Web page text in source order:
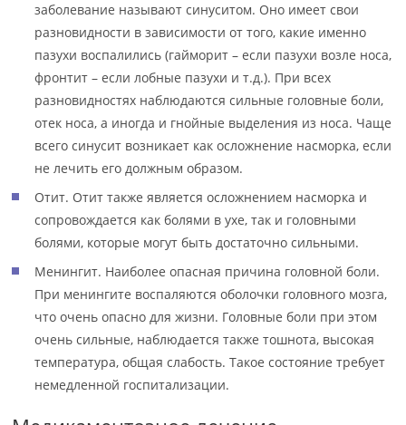
заболевание называют синуситом. Оно имеет свои
разновидности в зависимости от того, какие именно
пазухи воспалились (гайморит – если пазухи возле носа,
фронтит – если лобные пазухи и т.д.). При всех
разновидностях наблюдаются сильные головные боли,
отек носа, а иногда и гнойные выделения из носа. Чаще
всего синусит возникает как осложнение насморка, если
не лечить его должным образом.
Отит. Отит также является осложнением насморка и
сопровождается как болями в ухе, так и головными
болями, которые могут быть достаточно сильными.
Менингит. Наиболее опасная причина головной боли.
При менингите воспаляются оболочки головного мозга,
что очень опасно для жизни. Головные боли при этом
очень сильные, наблюдается также тошнота, высокая
температура, общая слабость. Такое состояние требует
немедленной госпитализации.